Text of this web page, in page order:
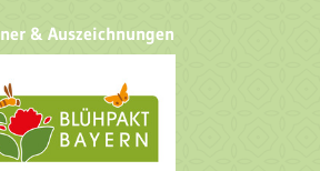
& Auszeichnungen